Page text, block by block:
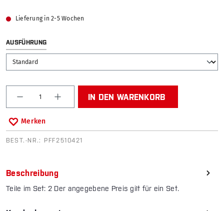
Lieferung in 2-5 Wochen
AUSFÜHRUNGAUSWÄHLEN
Produkt Anzahl: Gib den gewünschten Wert ein
IN DEN WARENKORB
Merken
BEST.-NR.: PFF2510421
Beschreibung
Teile im Set: 2 Der angegebene Preis gilt für ein Set.